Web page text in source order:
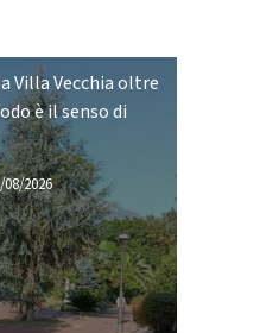
Villa Vecchia oltre
è il senso di
08/2026